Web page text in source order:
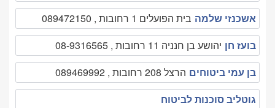
אשכנזי שלמה בית הפועלים 1 רחובות , 089472150
בועז חן יהושע בן חנניה 11 רחובות , 08-9316565
בן עמי ביטוחים הרצל 208 רחובות , 089469992
גוטליב סוכנות לביטוח